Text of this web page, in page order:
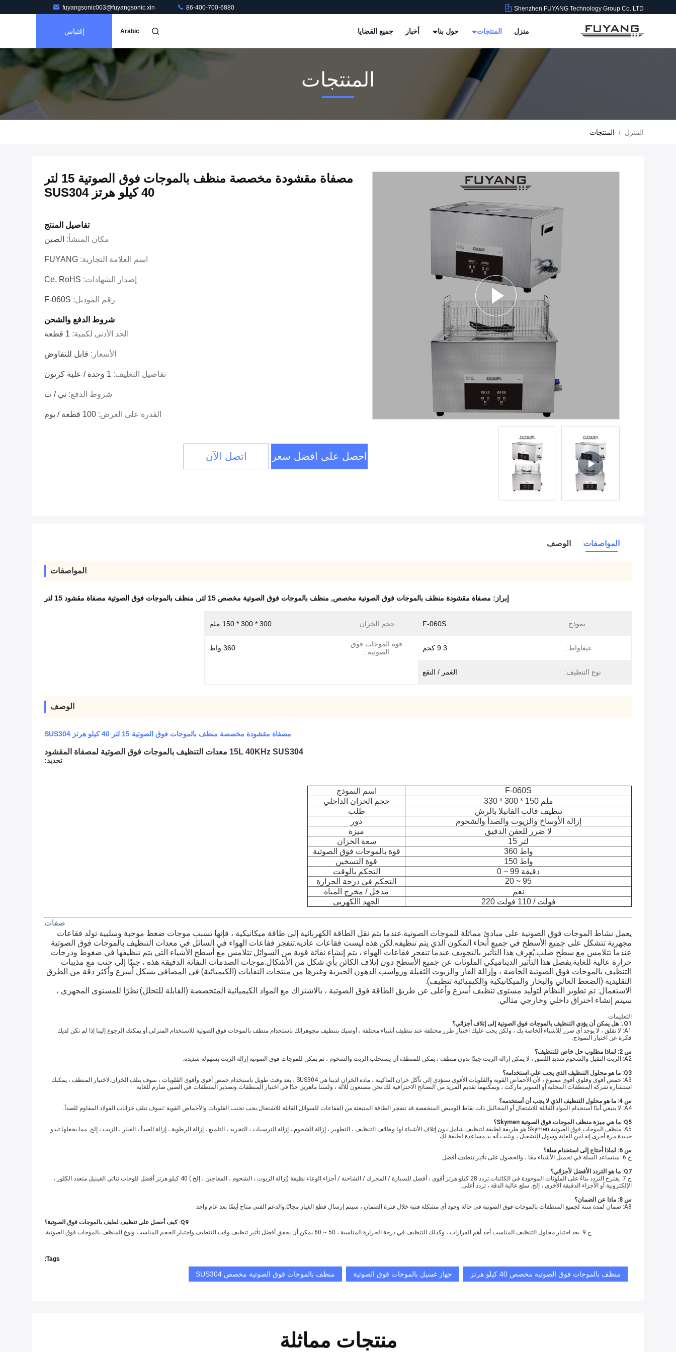
Shenzhen FUYANG Technology Group Co. LTD
fuyangsonic003@fuyangsonic.xin 86-400-700-6880
منزل المنتجات حول بنا أخبار جميع القضايا Arabic إقتباس
المنتجات
المنزل / المنتجات
مصفاة مقشودة مخصصة منظف بالموجات فوق الصوتية 15 لتر
40 كيلو هرتز SUS304
تفاصيل المنتج
مكان المنشأ: الصين
اسم العلامة التجارية: FUYANG
إصدار الشهادات: Ce, RoHS
رقم الموديل: F-060S
شروط الدفع والشحن
الحد الأدنى لكمية: 1 قطعة
الأسعار: قابل للتفاوض
تفاصيل التغليف: 1 وحدة / علبة كرتون
شروط الدفع: تي / ت
القدرة على العرض: 100 قطعة / يوم
احصل على افضل سعر اتصل الآن
المواصفات الوصف
المواصفات
إبراز: مصفاة مقشودة منظف بالموجات فوق الصوتية مخصص, منظف بالموجات فوق الصوتية مخصص 15 لتر , منظف بالموجات فوق الصوتية مصفاة مقشود 15 لتر
نموذج:: F-060S حجم الخزان: 300 * 300 * 150 ملم
غيغاواط:: 9.3 كجم
قوة الموجات فوق
الصوتية::
360 واط
نوع التنظيف: الغمر / النقع
الوصف
مصفاة مقشودة مخصصة منظف بالموجات فوق الصوتية 15 لتر 40 كيلو هرتز SUS304
15L 40KHz SUS304 معدات التنظيف بالموجات فوق الصوتية لمصفاة المقشود
تحديد:
اسم النموذج
F-060S
حجم الخزان الداخلي
330 * 300 * 150 ملم
طلب
تنظيف قالب الفانيلا بالرش
دور
إزالة الأوساخ والزيوت والصدأ والشحوم
ميزة
لا ضرر للعفن الدقيق
سعة الخزان
15 لتر
قوة بالموجات فوق الصوتية
360 واط
قوة التسخين
150 واط
التحكم بالوقت
0 ~ 99 دقيقة
التحكم في درجة الحرارة
20 ~ 95
مدخل / مخرج المياه
نعم
الجهد االكهربى
220 فولت / 110 فولت
صفات
عندما تتلامس مع سطح صلب.يُعرف هذا التأثير بالتجويف.
التقليدية (الضغط العالي والبخار والميكانيكية والكيميائية تنظيف).
سيتم إنشاء اختراق داخلي وخارجي مثالي.
التعليمات
Q1.: هل يمكن أن يؤدي التنظيف بالموجات فوق الصوتية إلى إتلاف أجزائي؟
A1: لا تقلق ، لا يوجد أي ضرر للأشياء الخاصة بك ، ولكن يجب عليك اختيار طرز مختلفة عند تنظيف أشياء مختلفة ، أوصيك بتنظيف مجوهراتك باستخدام منظف بالموجات فوق الصوتية للاستخدام المنزلي.أو يمكنك الرجوع إلينا إذا لم تكن لديك
فكرة عن اختيار النموذج.
س 2: لماذا مطلوب حل خاص للتنظيف؟
A2: الزيت الثقيل والشحوم شديد اللصق ، لا يمكن إزالة الزيت جيدًا بدون منظف ، يمكن للمنظف أن يستحلب الزيت والشحوم ، ثم يمكن للموجات فوق الصوتية إزالة الزيت بسهولة شديدة.
Q3: ما هو محلول التنظيف الذي يجب علي استخدامه؟
A3: حمض أقوى وقلوي أقوى ممنوع ، لأن الأحماض القوية والقلويات الأقوى ستؤدي إلى تآكل خزان الماكينة ، مادة الخزان لدينا هي SUS304 ، بعد وقت طويل باستخدام حمض أقوى وأقوى القلويات ، سوف يتلف الخزان.لاختيار المنظف ، يمكنك
استشارة شركة المنظفات المحلية أو السوبر ماركت ، ويمكنهما تقديم المزيد من النصائح الاحترافية لك.نحن مصنعون للآلة ، ولسنا ماهرين جدًا في اختيار المنظفات.وتصدير المنظفات في الصين صارم للغاية.
س 4: ما هو محلول التنظيف الذي لا يجب أن أستخدمه؟
A4: لا ينبغي أبدًا استخدام المواد القابلة للاشتعال أو المحاليل ذات نقاط الوميض المنخفضة.قد تنفجر الطاقة المنبعثة من الفقاعات للسوائل القابلة للاشتعال.يجب تجنب القلويات والأحماض القوية ؛سوف تتلف خزانات الفولاذ المقاوم للصدأ.
Q5: ما هي ميزة منظف الموجات فوق الصوتية Skymen؟
A5: منظف الموجات فوق الصوتية Skymen هو طريقة لطيفة لتنظيف شامل دون إتلاف الأشياء.لها وظائف التنظيف ، التطهير ، إزالة الشحوم ، إزالة الترسبات ، التجريد ، التلميع ، إزالة الرطوبة ، إزالة الصدأ ، الغبار ، الزيت ، إلخ. مما يجعلها تبدو
جديدة مرة أخرى.إنه آمن للغاية وسهل التشغيل ، ويثبت أنه يد مساعدة لطيفة لك.
س 6: لماذا أحتاج إلى استخدام سلة؟
ج 6: ستساعد السلة في تحميل الأشياء معًا ، والحصول على تأثير تنظيف أفضل.
Q7: ما هو التردد الأفضل لأجزائي؟
ج 7: يقترح التردد بناءً على الملوثات الموجودة في الكائنات.تردد 28 كيلو هرتز أقوى ، أفضل للسيارة / المحرك / الشاحنة / أجزاء الوعاء نظيفة (إزالة الزيوت ، الشحوم ، المعاجين ، إلخ.) 40 كيلو هرتز أفضل للوحات ثنائي الفينيل متعدد الكلور ،
الإلكترونية أو الأجزاء الدقيقة الأخرى ، إلخ. سلع عالية الدقة ، تردد أعلى.
س 8: ماذا عن الضمان؟
A8: ضمان لمدة سنة لجميع المنظفات بالموجات فوق الصوتية.في حالة وجود أي مشكلة فنية خلال فترة الضمان ، سيتم إرسال قطع الغيار مجانًا.والدعم الفني متاح أيضًا بعد عام واحد
Q9: كيف أحصل على تنظيف لطيف بالموجات فوق الصوتية؟
ج 9: يعد اختيار محلول التنظيف المناسب أحد أهم القرارات ، وكذلك التنظيف في درجة الحرارة المناسبة ، 50 ~ 60 يمكن أن يحقق أفضل تأثير تنظيف.وقت التنظيف واختيار الحجم المناسب ونوع المنظف بالموجات فوق الصوتية.
Tags:
منظف ​​بالموجات فوق الصوتية مخصص 40 كيلو هرتز جهاز غسيل بالموجات فوق الصوتية منظف بالموجات فوق الصوتية مخصص SUS304
منتجات مماثلة